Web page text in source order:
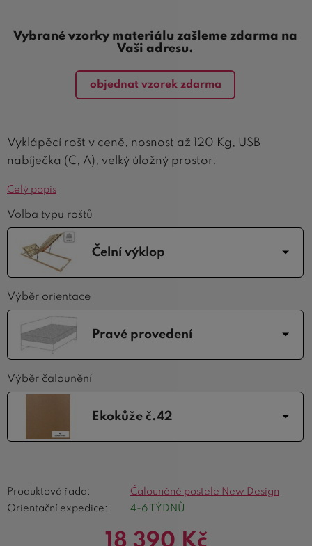
Vyklápěcí rošt v ceně, nosnost až 120 Kg, USB
nabíječka (C, A), velký úložný prostor.
Celý popis
Volba typu roštů
Čelní výklop
Výběr orientace
Pravé provedení
Výběr čalounění
Ekokůže č.42
Vybrané vzorky materiálu zašleme zdarma na
Vaši adresu.
objednat vzorek zdarma
Produktová řada:
Čalouněné postele New Design
Orientační expedice:
4-6 TÝDNŮ
18 390 Kč